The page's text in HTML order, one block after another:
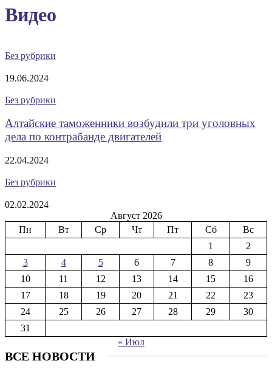
Видео
Без рубрики
19.06.2024
Без рубрики
Алтайские таможенники возбудили три уголовных
дела по контрабанде двигателей
22.04.2024
Без рубрики
02.02.2024
Август 2026
Пн
Вт Ср Чт Пт Сб
Вс
1
2
3
4 5 6 7 8
9
10
11 12 13 14 15
16
17
18 19 20 21 22
23
24
25 26 27 28 29
30
31
« Июл
ВСЕ НОВОСТИ